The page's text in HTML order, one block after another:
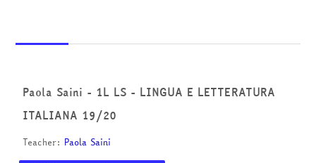
English ‎(en)‎
Paola Saini - 1L LS - LINGUA E LETTERATURA
ITALIANA 19/20
Teacher: Paola Saini